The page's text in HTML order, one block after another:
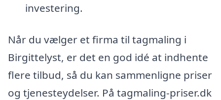
investering.
Når du vælger et firma til tagmaling i
Birgittelyst, er det en god idé at indhente
flere tilbud, så du kan sammenligne priser
og tjenesteydelser. På tagmaling-priser.dk